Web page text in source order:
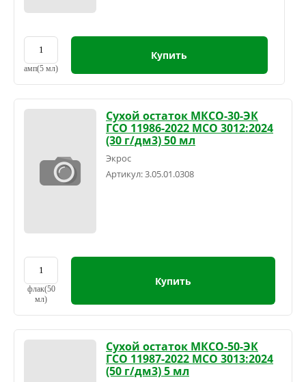
амп(5 мл)
Купить
Сухой остаток МКСО-30-ЭК
ГСО 11986-2022 МСО 3012:2024
(30 г/дм3) 50 мл
Экрос
Артикул:3.05.01.0308
флак(50
мл)
Купить
Сухой остаток МКСО-50-ЭК
ГСО 11987-2022 МСО 3013:2024
(50 г/дм3) 5 мл